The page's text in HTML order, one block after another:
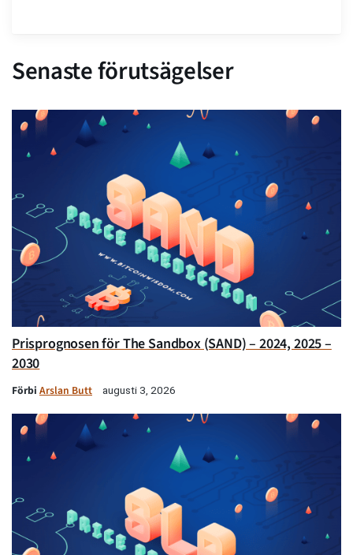
Senaste förutsägelser
Prisprognosen för The Sandbox (SAND) – 2024, 2025 –
2030
Förbi Arslan Butt augusti 3, 2026